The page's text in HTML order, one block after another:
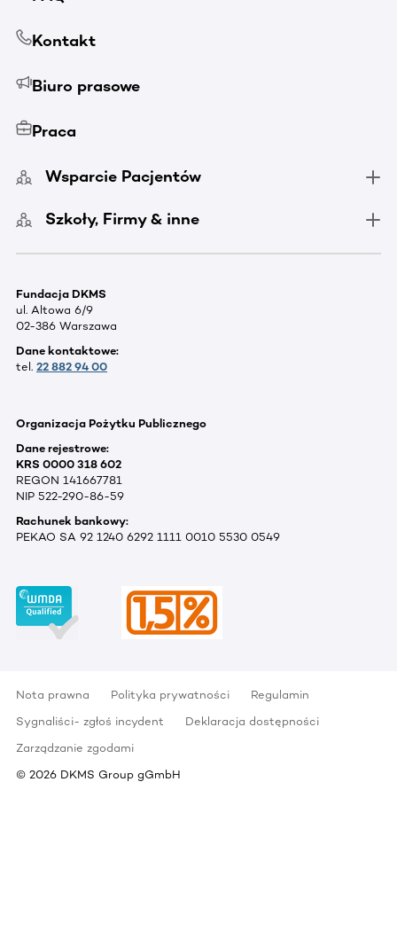
Kontakt
Biuro prasowe
Praca
Wsparcie Pacjentów
Szkoły, Firmy & inne
Fundacja DKMS
ul. Altowa 6/9
02-386 Warszawa
Dane kontaktowe:
tel. 22 882 94 00
Organizacja Pożytku Publicznego
Dane rejestrowe:
KRS 0000 318 602
REGON 141667781
NIP 522-290-86-59
Rachunek bankowy:
PEKAO SA 92 1240 6292 1111 0010 5530 0549
Nota prawna Polityka prywatności
Regulamin
Sygnaliści- zgłoś incydent
Deklaracja dostępności
Zarządzanie zgodami
© 2026 DKMS Group gGmbH